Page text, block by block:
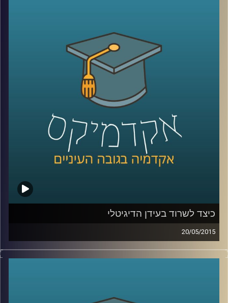
הגבוהה של אמריקאים להצלחה הם הגורמים
להתעניינות הרבה והעקבית של האמריקאים
בישראל. מתי הזדהו עם ישראל יותר ומתי
פחות? האם יש הבדלי הזדהות לפי פילוח של
גיל, השכלה, דת, גזע והשתייכות מפלגתית
דמוקרטים)?
קרדיט תמונות:AudioVersity
כיצד לשרוד בעידן הדיגיטלי
20/05/2015
קשה להאמין עד כמה משפיעים עלינו אמצעי
שינויים אלו. מה עלינו ללמוד כדי לגדול